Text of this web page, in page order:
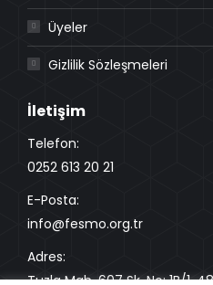
Üyeler
Gizlilik Sözleşmeleri
İletişim
Telefon:
0252 613 20 21
E-Posta:
info@fesmo.org.tr
Adres:
Tuzla Mah. 607 Sk. No: 1B/1,